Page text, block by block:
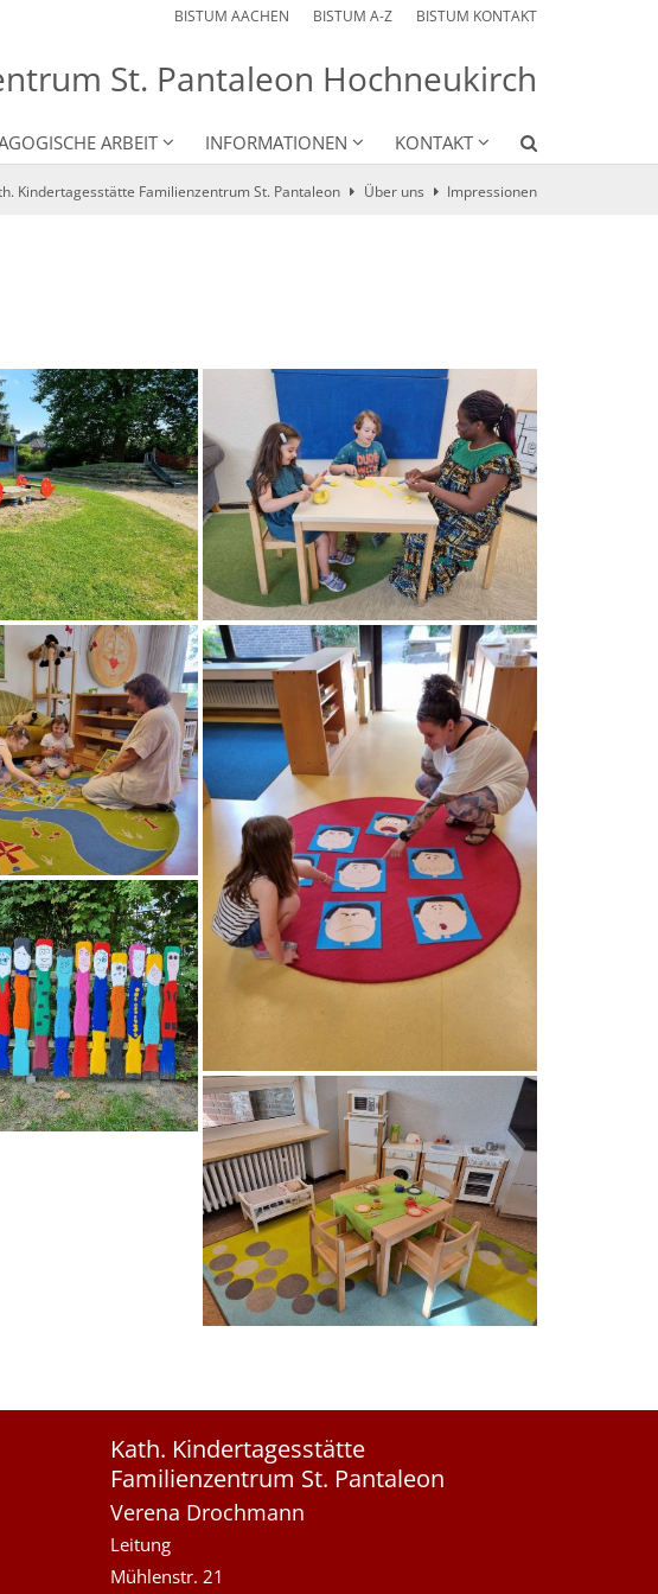
BISTUM AACHEN BISTUM A-Z BISTUM KONTAKT
St. Pantaleon Hochneukirch
ARBEIT INFORMATIONEN KONTAKT
Kindertagesstätte Familienzentrum St. Pantaleon Über uns Impressionen
Kath. Kindertagesstätte
Familienzentrum St. Pantaleon
Verena Drochmann
Leitung
Mühlenstr. 21